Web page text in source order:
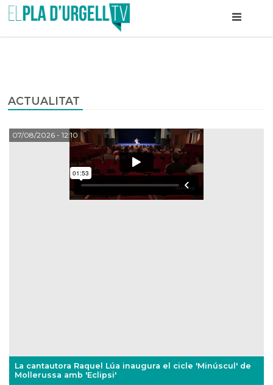
ACTUALITAT
La cantautora Raquel Lúa inaugura el cicle 'Minúscul' de
Mollerussa amb 'Eclipsi'
07/08/2026- 12:10